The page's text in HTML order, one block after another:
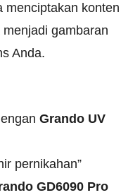
menciptakan konten
gambaran
Anda.
Grando UV
pernikahan”
GD6090 Pro